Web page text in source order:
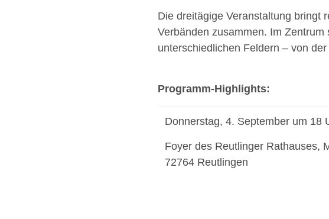
Die dreitägige Veranstaltung bringt
Verbänden zusammen. Im
unterschiedlichen Feldern – von
Programm-Highlights:
Donnerstag, 4. September um 18
Foyer des Reutlinger Rathauses,
72764 Reutlingen